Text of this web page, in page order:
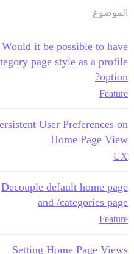
الموضوع
Would it be possible to have
page style as a profile
option?
Feature
User Preferences on
Home Page View
UX
Decouple default home page
and /categories page
Feature
Setting Home Page Views